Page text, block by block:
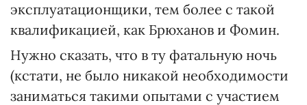
эксплуатационщики, тем более с такой
квалификацией, как Брюханов и Фомин.
Нужно сказать, что в ту фатальную ночь
(кстати, не было никакой необходимости
заниматься такими опытами с участием